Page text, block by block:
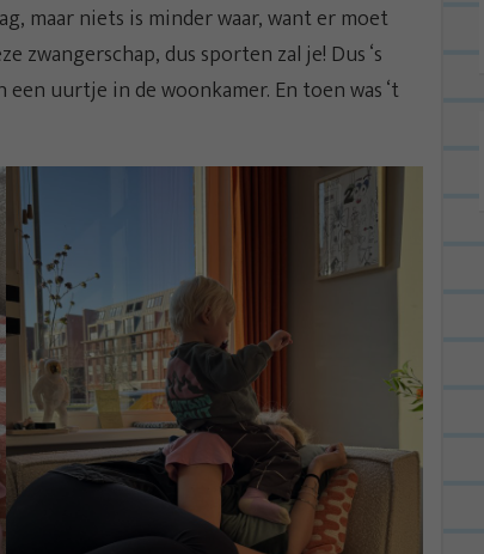
maar niets is minder waar, want er moet
dus sporten zal je! Dus ‘s
uurtje in de woonkamer. En toen was ‘t